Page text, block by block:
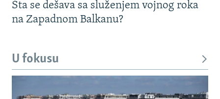
Šta se dešava sa služenjem vojnog roka
na Zapadnom Balkanu?
U fokusu